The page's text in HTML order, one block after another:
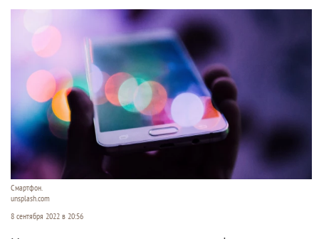
Смартфон.
unsplash.com
8 сентября 2022 в 20:56